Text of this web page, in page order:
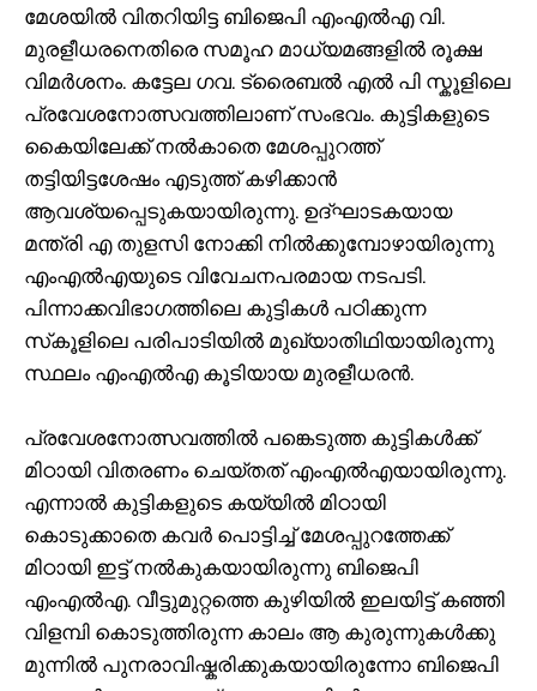
മേശയിൽ വിതറിയിട്ട ബിജെപി എംഎൽഎ വി.
മുരളീധരനെതിരെ സമൂഹ മാധ്യമങ്ങളിൽ രൂക്ഷ
വിമർശനം. കട്ടേല ഗവ. ട്രൈബൽ എൽ പി സ്കൂളിലെ
പ്രവേശനോത്സവത്തിലാണ് സംഭവം. കുട്ടികളുടെ
കൈയിലേക്ക്‌ നൽകാതെ മേശപ്പുറത്ത്‌
തട്ടിയിട്ടശേഷം എടുത്ത്‌ കഴിക്കാൻ
ആവശ്യപ്പെടുകയായിരുന്നു. ഉദ്‌ഘാടകയായ
മന്ത്രി എ തുളസി നോക്കി നിൽക്കുമ്പോഴായിരുന്നു
എംഎൽഎയുടെ വിവേചനപരമായ നടപടി.
പിന്നാക്കവിഭാഗത്തിലെ കുട്ടികൾ പഠിക്കുന്ന
സ്‌കൂളിലെ പരിപാടിയിൽ മുഖ്യാതിഥിയായിരുന്നു
സ്ഥലം എംഎൽഎ കൂടിയായ മുരളീധരൻ.
പ്രവേശനോത്സവത്തിൽ പങ്കെടുത്ത കുട്ടികൾക്ക്‌
മിഠായി വിതരണം ചെയ്‌തത്‌ എംഎൽഎയായിരുന്നു.
എന്നാൽ കുട്ടികളുടെ കയ്യിൽ മിഠായി
കൊടുക്കാതെ കവർ പൊട്ടിച്ച് മേശപ്പുറത്തേക്ക്
മിഠായി ഇട്ട് നൽകുകയായിരുന്നു ബിജെപി
എംഎൽഎ. വീട്ടുമുറ്റത്തെ കുഴിയിൽ ഇലയിട്ട് കഞ്ഞി
വിളമ്പി കൊടുത്തിരുന്ന കാലം ആ കുരുന്നുകൾക്കു
മുന്നിൽ പുനരാവിഷ്കരിക്കുകയായിരുന്നോ ബിജെപി